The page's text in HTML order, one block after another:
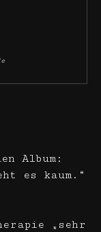
Album:
es kaum.“
„sehr